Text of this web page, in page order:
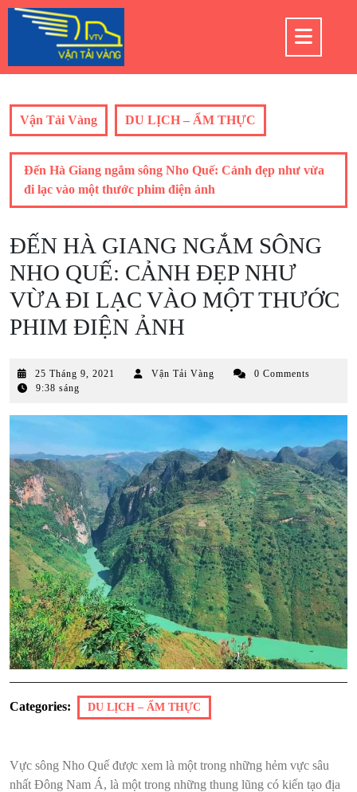
Skip
Vận Tải Vàng DU LỊCH – ẨM THỰC
Đến Hà Giang ngắm sông Nho Quế: Cảnh đẹp như vừa
đi lạc vào một thước phim điện ảnh
ĐẾN HÀ GIANG NGẮM SÔNG
NHO QUẾ: CẢNH ĐẸP NHƯ
VỪA ĐI LẠC VÀO MỘT THƯỚC
PHIM ĐIỆN ẢNH
25 Tháng 9, 2021
2021
Vận Tải Vàng
0 Comments
9:38 sáng
Categories: DU LỊCH – ẨM THỰC
Vực sông Nho Quế được xem là một trong những hẻm vực sâu
nhất Đông Nam Á, là một trong những thung lũng có kiến tạo địa